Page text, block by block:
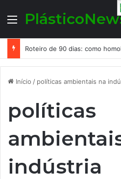
Menu
Início / políticas ambientais na
políticas
indústria